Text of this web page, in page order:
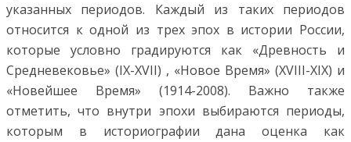
указанных периодов. Каждый из таких периодов
относится к одной из трех эпох в истории России,
которые условно градируются как «Древность и
Средневековье» (IX-XVII) , «Новое Время» (XVIII-XIX) и
«Новейшее Время» (1914-2008). Важно также
отметить, что внутри эпохи выбираются периоды,
которым в историографии дана оценка как